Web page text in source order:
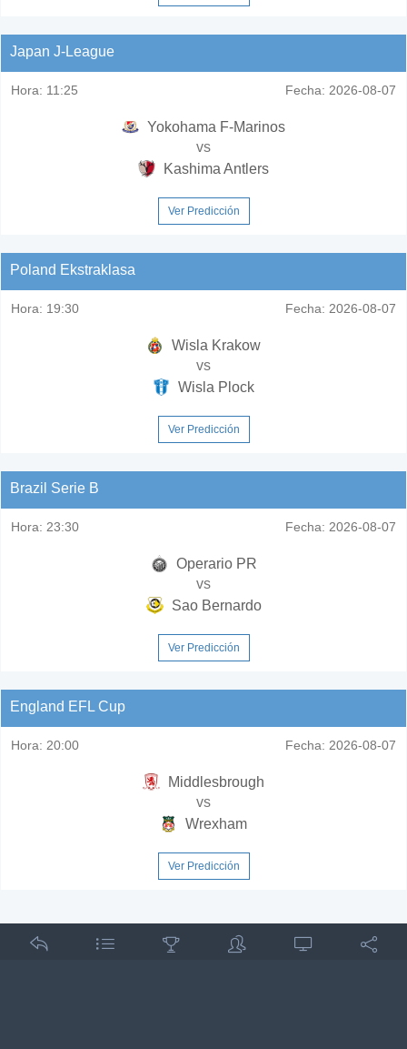
Japan J-League
Hora: 11:25 Fecha: 2026-08-07
Yokohama F-Marinos
vs
Kashima Antlers
Ver Predicción
Poland Ekstraklasa
Hora: 19:30 Fecha: 2026-08-07
Wisla Krakow
vs
Wisla Plock
Ver Predicción
Brazil Serie B
Hora: 23:30 Fecha: 2026-08-07
Operario PR
vs
Sao Bernardo
Ver Predicción
England EFL Cup
Hora: 20:00 Fecha: 2026-08-07
Middlesbrough
vs
Wrexham
Ver Predicción